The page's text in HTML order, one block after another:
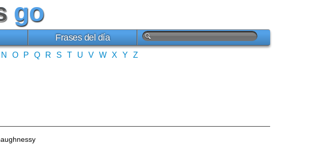
go
Frases del día
N O P Q R S T U V W X Y Z